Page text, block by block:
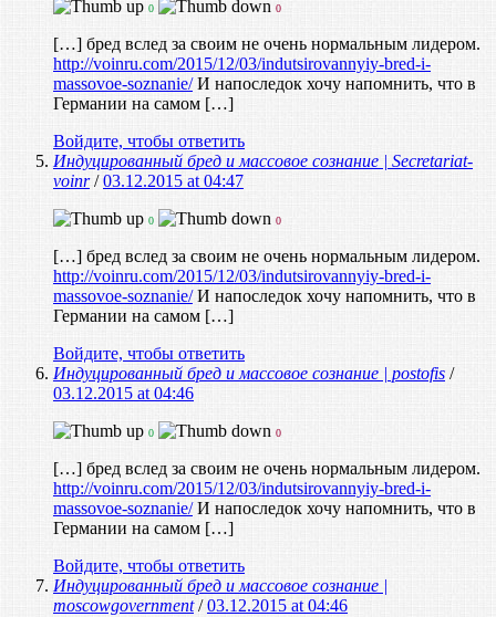
0 0
[…] бред вслед за своим не очень нормальным лидером.
http://voinru.com/2015/12/03/indutsirovannyiy-bred-i-
massovoe-soznanie/И напоследок хочу напомнить, что в
Германии на самом […]
Войдите, чтобы ответить
Индуцированный бред и массовое сознание | Secretariat-
voinr/03.12.2015 at 04:47
0 0
[…] бред вслед за своим не очень нормальным лидером.
http://voinru.com/2015/12/03/indutsirovannyiy-bred-i-
massovoe-soznanie/И напоследок хочу напомнить, что в
Германии на самом […]
Войдите, чтобы ответить
Индуцированный бред и массовое сознание | postofis /
03.12.2015 at 04:46
0 0
[…] бред вслед за своим не очень нормальным лидером.
http://voinru.com/2015/12/03/indutsirovannyiy-bred-i-
massovoe-soznanie/И напоследок хочу напомнить, что в
Германии на самом […]
Войдите, чтобы ответить
Индуцированный бред и массовое сознание |
moscowgovernment/03.12.2015 at 04:46